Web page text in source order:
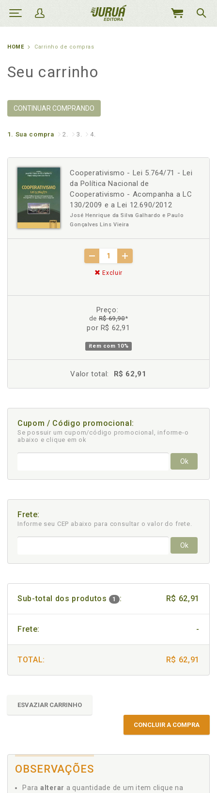
MEU
HOME Carrinho de compras
Seu carrinho
CONTINUAR COMPRANDO
1. Sua compra 2. 3. 4.
Cooperativismo - Lei 5.764/71 - Lei
da Política Nacional de
Cooperativismo - Acompanha a LC
130/2009 e a Lei 12.690/2012
José Henrique da Silva Galhardo e Paulo
Gonçalves Lins Vieira
Excluir
Preço:
deR$ 69,90*
por R$ 62,91
item com 10%
Valor total: R$ 62,91
Cupom / Código promocional:
Se possuir um cupom/código promocional, informe-o
abaixo e clique em ok
Ok
Frete:
Informe seu CEP abaixo para consultar o valor do frete.
Ok
Sub-total dos produtos 1 : R$ 62,91
Frete: -
TOTAL: R$ 62,91
ESVAZIAR CARRINHO
CONCLUIR A COMPRA
OBSERVAÇÕES
Para alterar a quantidade de um item clique na